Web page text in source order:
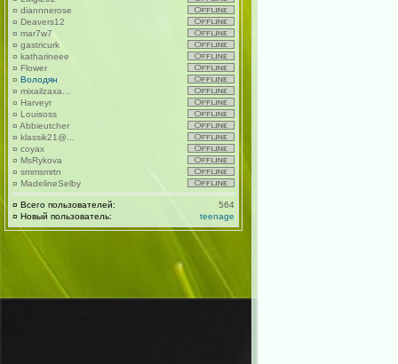
¤ diannnerose
¤ Deavers12
¤ mar7w7
¤ gastricurk
¤ katharineee
¤ Flower
¤ Володян
¤ mixailzaxa...
¤ Harveyr
¤ Louisoss
¤ Abbieutcher
¤ klassik21@...
¤ coyax
¤ MsRykova
¤ smmsmrtn
¤ MadelineSelby
¤ Всего пользователей:
564
¤ Новый пользователь: teenage